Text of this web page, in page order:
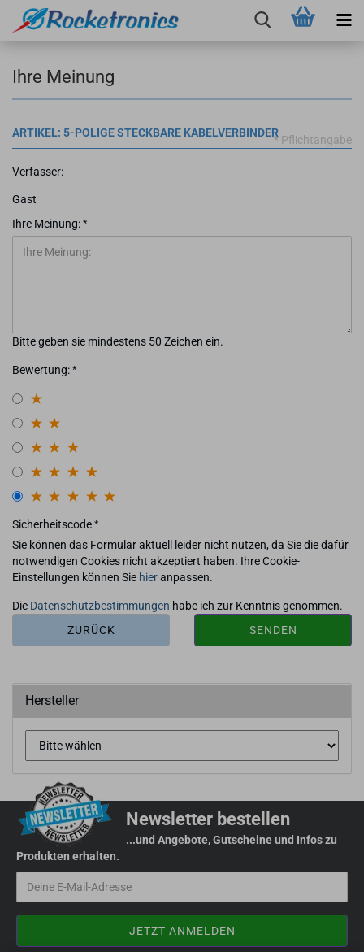
Ihre Meinung
ARTIKEL: 5-POLIGE STECKBARE KABELVERBINDER
Verfasser:
Gast
Ihre Meinung:
Bitte geben sie mindestens 50 Zeichen ein.
Bewertung:
Sicherheitscode
Sie können das Formular aktuell leider nicht nutzen, da Sie die dafür
notwendigen Cookies nicht akzeptiert haben. Ihre Cookie-
Einstellungen können Sie hieranpassen.
Die Datenschutzbestimmungen habe ich zur Kenntnis genommen.
ZURÜCK
SENDEN
* Pflichtangabe
Hersteller
Newsletter bestellen
...und Angebote, Gutscheine und Infos zu
Produkten erhalten.